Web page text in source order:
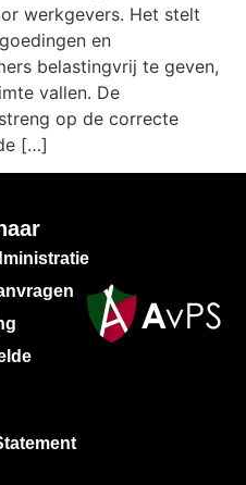
werkgevers. Het stelt
en
belastingvrij te geven,
vallen. De
op de correcte
[…]